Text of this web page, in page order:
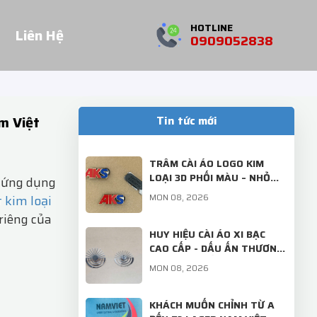
Liên Hệ HOTLINE
0909052838
Việt
dụng
kim loại
của
Tin tức mới
TRÂM CÀI ÁO LOGO KIM
LOẠI 3D PHỐI MÀU – NHỎ
GỌN, SANG TRỌNG, ĐẬM
DẤU ẤN THƯƠNG HIỆU!
MON 08, 2026
HUY HIỆU CÀI ÁO XI BẠC
CAO CẤP - DẤU ẤN THƯƠNG
HIỆU TINH TẾ TỪ LASER
NAM VIỆT
MON 08, 2026
KHÁCH MUỐN CHỈNH TỪ A